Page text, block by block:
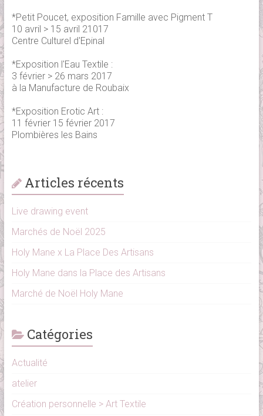
*Petit Poucet, exposition Famille avec Pigment T
10 avril > 15 avril 21017
Centre Culturel d'Epinal
*Exposition l'Eau Textile :
3 février > 26 mars 2017
à la Manufacture de Roubaix
*Exposition Erotic Art :
11 février 15 février 2017
Plombières les Bains
Articles récents
Live drawing event
Marchés de Noël 2025
Holy Mane x La Place Des Artisans
Holy Mane dans la Place des Artisans
Marché de Noël Holy Mane
Catégories
Actualité
atelier
Création personnelle > Art Textile